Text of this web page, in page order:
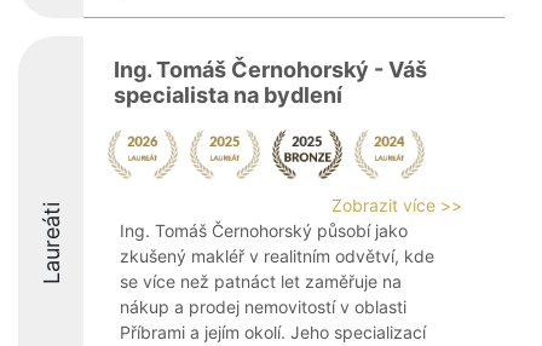
Laureáti
Ing. Tomáš Černohorský - Váš
specialista na bydlení
Zobrazit více >>
Ing. Tomáš Černohorský působí jako
zkušený makléř v realitním odvětví, kde
se více než patnáct let zaměřuje na
nákup a prodej nemovitostí v oblasti
Příbrami a jejím okolí. Jeho specializací